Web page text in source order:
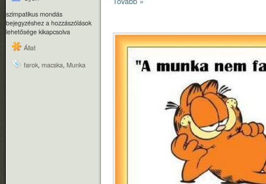
szimpatikus mondás
bejegyzéshez a hozzászólások
lehetősége kikapcsolva
Állat
farok, macska, Munka